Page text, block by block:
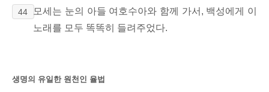
44 모세는 눈의 아들 여호수아와 함께 가서, 백성에게 이
노래를 모두 똑똑히 들려주었다.
생명의 유일한 원천인 율법